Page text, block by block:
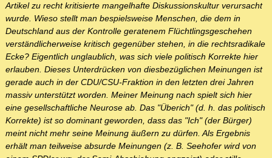
Artikel zu recht kritisierte mangelhafte Diskussionskultur verursacht
wurde. Wieso stellt man bespielsweise Menschen, die dem in
Deutschland aus der Kontrolle geratenem Flüchtlingsgeschehen
verständlicherweise kritisch gegenüber stehen, in die rechtsradikale
Ecke? Eigentlich unglaublich, was sich viele politisch Korrekte hier
erlauben. Dieses Unterdrücken von diesbezüglichen Meinungen ist
gerade auch in der CDU/CSU-Fraktion in den letzten drei Jahren
massiv unterstützt worden. Meiner Meinung nach spielt sich hier
eine gesellschaftliche Neurose ab. Das "Überich" (d. h. das politisch
Korrekte) ist so dominant geworden, dass das "Ich" (der Bürger)
meint nicht mehr seine Meinung äußern zu dürfen. Als Ergebnis
erhält man teilweise absurde Meinungen (z. B. Seehofer wird von